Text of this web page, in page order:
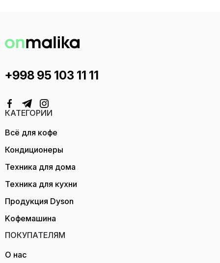
+998 95 103 11 11
КАТЕГОРИИ
Всё для кофе
Кондиционеры
Техника для дома
Техника для кухни
Продукция Dyson
Kофемашина
ПОКУПАТЕЛЯМ
О нас